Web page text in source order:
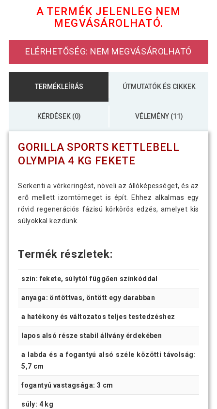
A TERMÉK JELENLEG NEM
MEGVÁSÁROLHATÓ.
ELÉRHETŐSÉG: NEM MEGVÁSÁROLHATÓ
TERMÉKLEÍRÁS ÚTMUTATÓK ÉS CIKKEK
KÉRDÉSEK (0) VÉLEMÉNY (11)
GORILLA SPORTS KETTLEBELL
OLYMPIA 4 KG FEKETE
Serkenti a vérkeringést, növeli az állóképességet, és az
erő mellett izomtömeget is épít. Ehhez alkalmas egy
rövid regenerációs fázisú körkörös edzés, amelyet kis
súlyokkal kezdünk.
Termék részletek:
szín: fekete, súlytól függően színkóddal
anyaga: öntöttvas, öntött egy darabban
a hatékony és változatos teljes testedzéshez
lapos alsó része stabil állvány érdekében
a labda és a fogantyú alsó széle közötti távolság:
5,7 cm
fogantyú vastagsága: 3 cm
súly: 4 kg